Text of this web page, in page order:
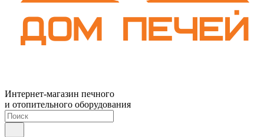
Интернет-магазин печного
и отопительного оборудования